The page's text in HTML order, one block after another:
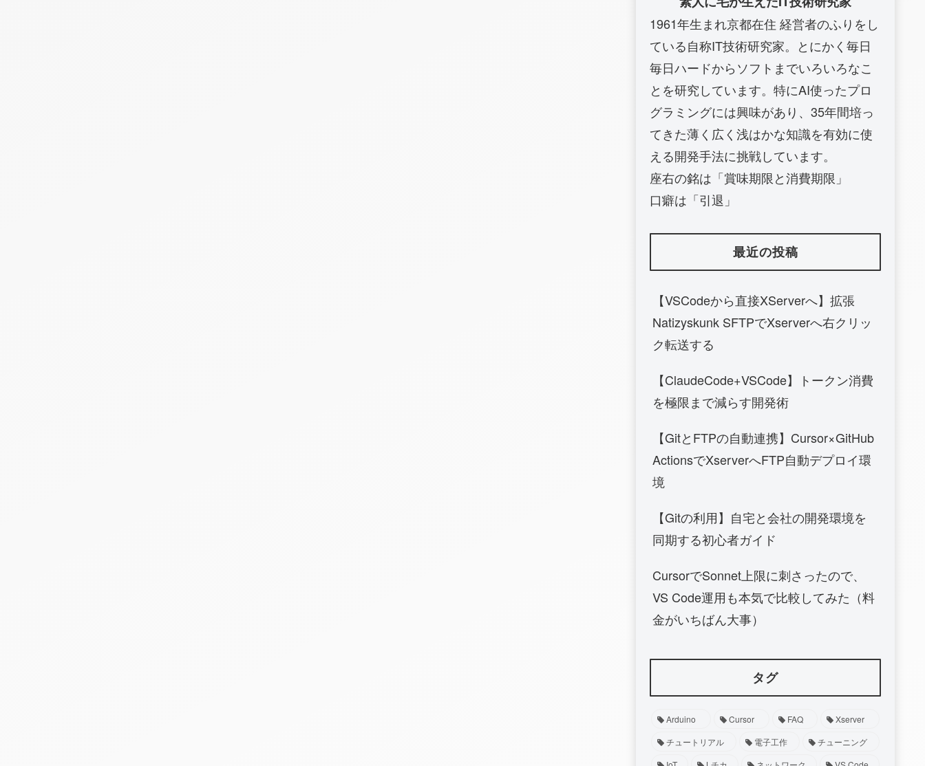
1961年生まれ京都在住 経営者のふりをし
ている自称IT技術研究家。とにかく毎日
毎日ハードからソフトまでいろいろなこ
とを研究しています。特にAI使ったプロ
グラミングには興味があり、35年間培っ
てきた薄く広く浅はかな知識を有効に使
える開発手法に挑戦しています。
座右の銘は「賞味期限と消費期限」
口癖は「引退」
最近の投稿
【VSCodeから直接XServerへ】拡張
Natizyskunk SFTPでXserverへ右クリッ
ク転送する
【ClaudeCode+VSCode】トークン消費
を極限まで減らす開発術
【GitとFTPの自動連携】Cursor×GitHub
ActionsでXserverへFTP自動デプロイ環
境
【Gitの利用】自宅と会社の開発環境を
同期する初心者ガイド
CursorでSonnet上限に刺さったので、
VS Code運用も本気で比較してみた（料
金がいちばん大事）
タグ
Arduino Cursor FAQ
Xserver
チュートリアル
電子工作
チューニング